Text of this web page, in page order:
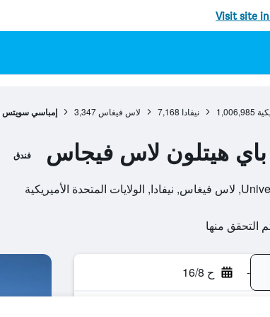
Visit site
1,006,985 نيفادا 7,168 لاس فيغاس 3,347 إمباسي سويتس
هيتلون لاس فيجاس فندق
- ح 16/8